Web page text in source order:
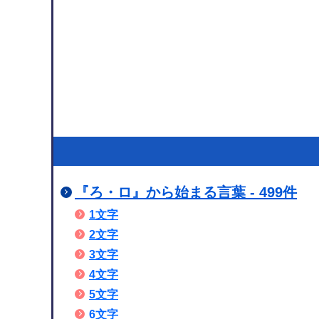
『ろ・ロ』から始まる言葉 - 499件
1文字
2文字
3文字
4文字
5文字
6文字